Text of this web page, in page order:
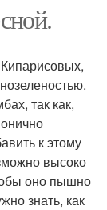
так как,
к этому
высоко
оно пышно
знать, как